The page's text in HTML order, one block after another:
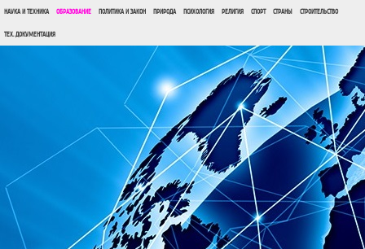
НАУКА И ТЕХНИКА ОБРАЗОВАНИЕ ПОЛИТИКА И ЗАКОН ПРИРОДА ПСИХОЛОГИЯ РЕЛИГИЯ СПОРТ СТРАНЫ СТРОИТЕЛЬСТВО
ТЕХ. ДОКУМЕНТАЦИЯ